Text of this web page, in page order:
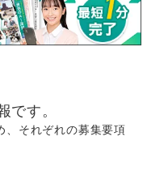
す。
、それぞれの募集要項